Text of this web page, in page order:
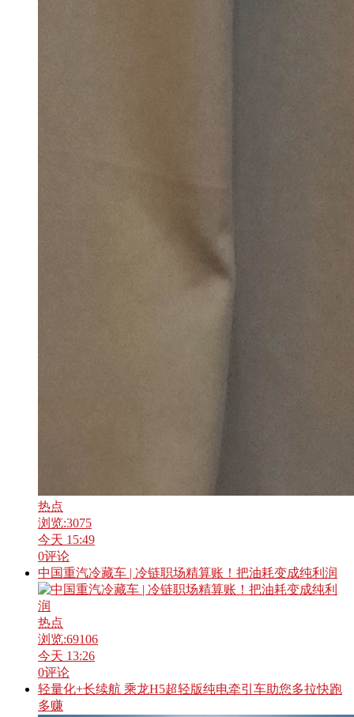
热点
浏览:3075
今天 15:49
0评论
中国重汽冷藏车 | 冷链职场精算账！把油耗变成纯利润
热点
浏览:69106
今天 13:26
0评论
轻量化+长续航 乘龙H5超轻版纯电牵引车助您多拉快跑
多赚